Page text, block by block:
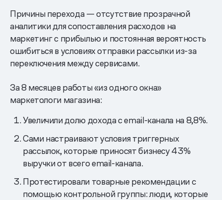
Причины перехода — отсутствие прозрачной
аналитики для сопоставления расходов на
маркетинг с прибылью и постоянная вероятность
ошибиться в условиях отправки рассылки из-за
переключения между сервисами.
За 8 месяцев работы «из одного окна»
маркетологи магазина:
Увеличили долю дохода с email-канала на 8,8%.
Сами настраивают условия триггерных
рассылок, которые приносят бизнесу 43%
выручки от всего email-канала.
Протестировали товарные рекомендации с
помощью контрольной группы: люди, которые